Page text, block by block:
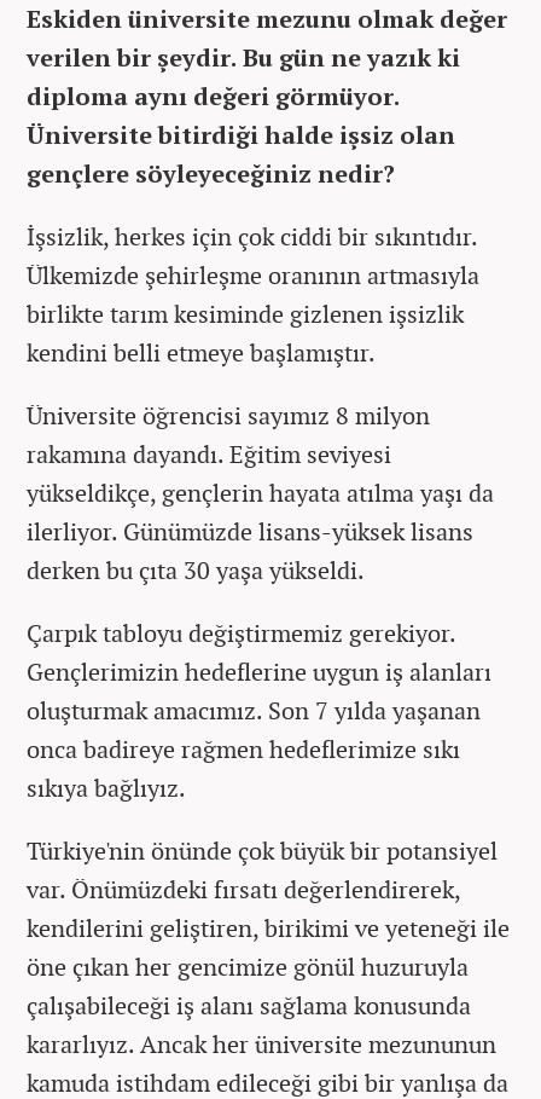
Eskiden üniversite mezunu olmak değer
verilen bir şeydir. Bu gün ne yazık ki
diploma aynı değeri görmüyor.
Üniversite bitirdiği halde işsiz olan
gençlere söyleyeceğiniz nedir?
İşsizlik, herkes için çok ciddi bir sıkıntıdır.
Ülkemizde şehirleşme oranının artmasıyla
birlikte tarım kesiminde gizlenen işsizlik
kendini belli etmeye başlamıştır.
Üniversite öğrencisi sayımız 8 milyon
rakamına dayandı. Eğitim seviyesi
yükseldikçe, gençlerin hayata atılma yaşı da
ilerliyor. Günümüzde lisans-yüksek lisans
derken bu çıta 30 yaşa yükseldi.
Çarpık tabloyu değiştirmemiz gerekiyor.
Gençlerimizin hedeflerine uygun iş alanları
oluşturmak amacımız. Son 7 yılda yaşanan
onca badireye rağmen hedeflerimize sıkı
sıkıya bağlıyız.
Türkiye'nin önünde çok büyük bir potansiyel
var. Önümüzdeki fırsatı değerlendirerek,
kendilerini geliştiren, birikimi ve yeteneği ile
öne çıkan her gencimize gönül huzuruyla
çalışabileceği iş alanı sağlama konusunda
kararlıyız. Ancak her üniversite mezununun
kamuda istihdam edileceği gibi bir yanlışa da